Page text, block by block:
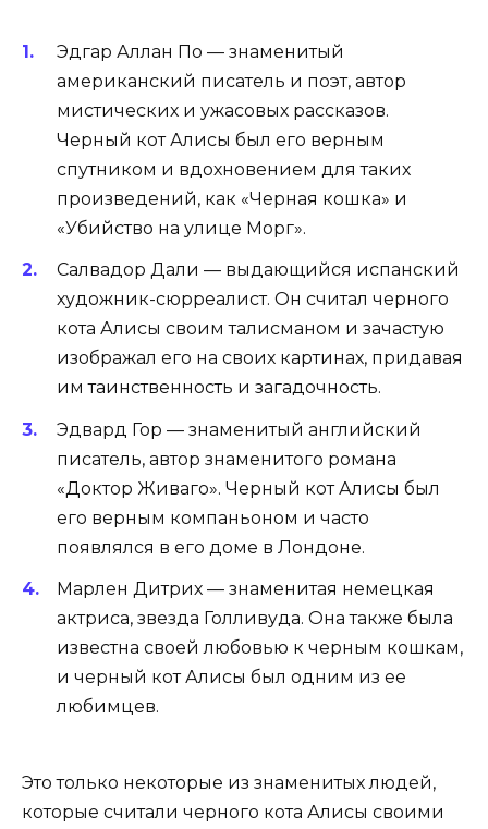
Эдгар Аллан По — знаменитый
американский писатель и поэт, автор
мистических и ужасовых рассказов.
Черный кот Алисы был его верным
спутником и вдохновением для таких
произведений, как «Черная кошка» и
«Убийство на улице Морг».
Салвадор Дали — выдающийся испанский
художник-сюрреалист. Он считал черного
кота Алисы своим талисманом и зачастую
изображал его на своих картинах, придавая
им таинственность и загадочность.
Эдвард Гор — знаменитый английский
писатель, автор знаменитого романа
«Доктор Живаго». Черный кот Алисы был
его верным компаньоном и часто
появлялся в его доме в Лондоне.
Марлен Дитрих — знаменитая немецкая
актриса, звезда Голливуда. Она также была
известна своей любовью к черным кошкам,
и черный кот Алисы был одним из ее
любимцев.
Это только некоторые из знаменитых людей,
которые считали черного кота Алисы своими